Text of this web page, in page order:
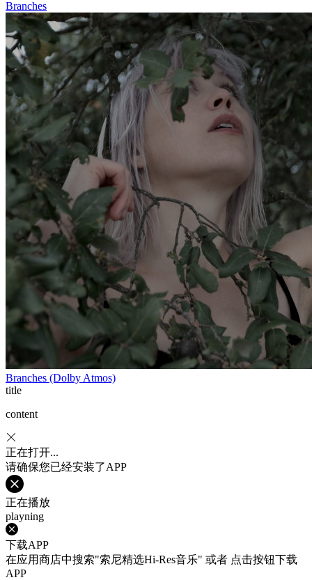
Branches
Branches (Dolby Atmos)
title
content
正在打开...
请确保您已经安装了APP
正在播放
playning
下载APP
在应用商店中搜索"索尼精选Hi-Res音乐" 或者 点击按钮下载
APP